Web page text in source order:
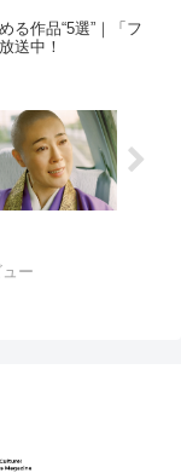
る作品“5選”｜「フ
送中！
ー